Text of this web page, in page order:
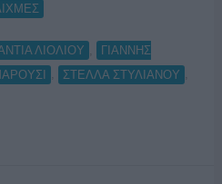
ΛΙΟΛΙΟΥ
ΓΙΑΝΝΗΣ
ΣΤΕΛΛΑ ΣΤΥΛΙΑΝΟΥ